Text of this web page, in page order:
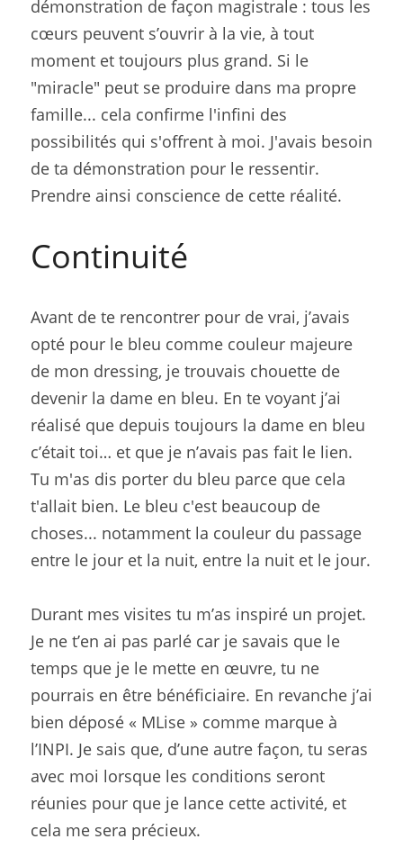
démonstration de façon magistrale : tous les
cœurs peuvent s’ouvrir à la vie, à tout
moment et toujours plus grand. Si le
"miracle" peut se produire dans ma propre
famille... cela confirme l'infini des
possibilités qui s'offrent à moi. J'avais besoin
de ta démonstration pour le ressentir.
Prendre ainsi conscience de cette réalité.
Continuité
Avant de te rencontrer pour de vrai, j’avais
opté pour le bleu comme couleur majeure
de mon dressing, je trouvais chouette de
devenir la dame en bleu. En te voyant j’ai
réalisé que depuis toujours la dame en bleu
c’était toi… et que je n’avais pas fait le lien.
Tu m'as dis porter du bleu parce que cela
t'allait bien. Le bleu c'est beaucoup de
choses... notamment la couleur du passage
entre le jour et la nuit, entre la nuit et le jour.
Durant mes visites tu m’as inspiré un projet.
Je ne t’en ai pas parlé car je savais que le
temps que je le mette en œuvre, tu ne
pourrais en être bénéficiaire. En revanche j’ai
bien déposé « MLise » comme marque à
l’INPI. Je sais que, d’une autre façon, tu seras
avec moi lorsque les conditions seront
réunies pour que je lance cette activité, et
cela me sera précieux.